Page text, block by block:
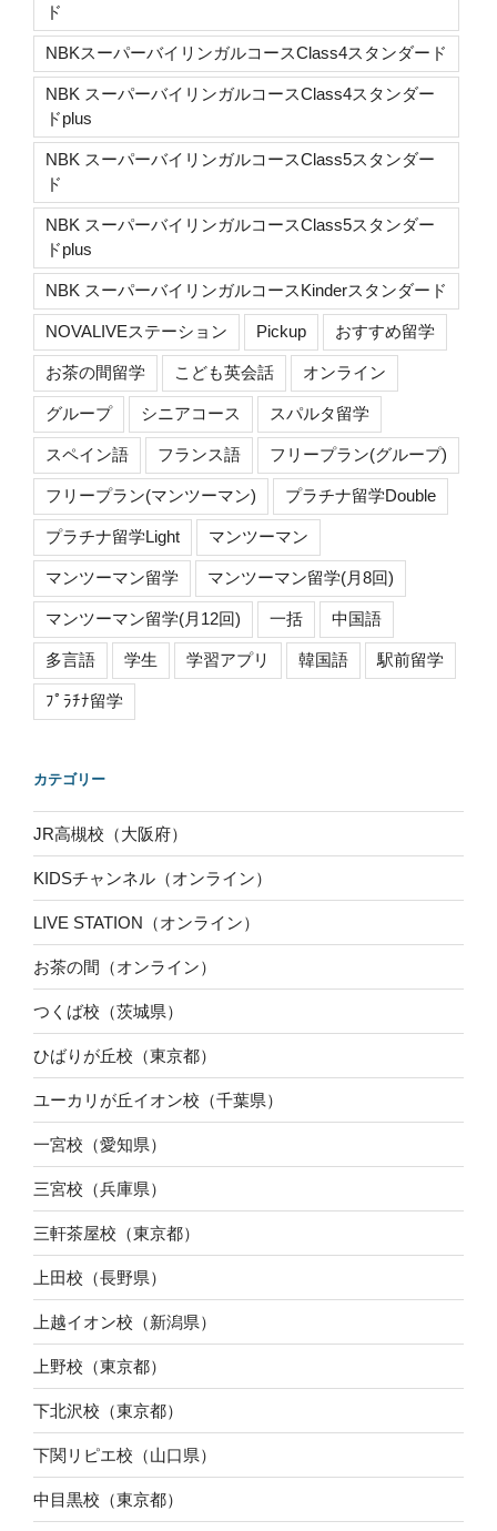
ド
NBKスーパーバイリンガルコースClass4スタンダード
NBK スーパーバイリンガルコースClass4スタンダー
ドplus
NBK スーパーバイリンガルコースClass5スタンダー
ド
NBK スーパーバイリンガルコースClass5スタンダー
ドplus
NBK スーパーバイリンガルコースKinderスタンダード
NOVALIVEステーション Pickup おすすめ留学
お茶の間留学 こども英会話 オンライン
グループ シニアコース スパルタ留学
スペイン語 フランス語 フリープラン(グループ)
フリープラン(マンツーマン) プラチナ留学Double
プラチナ留学Light マンツーマン
マンツーマン留学 マンツーマン留学(月8回)
マンツーマン留学(月12回) 一括 中国語
多言語 学生 学習アプリ 韓国語 駅前留学
ﾌﾟﾗﾁﾅ留学
カテゴリー
JR高槻校（大阪府）
KIDSチャンネル（オンライン）
LIVE STATION（オンライン）
お茶の間（オンライン）
つくば校（茨城県）
ひばりが丘校（東京都）
ユーカリが丘イオン校（千葉県）
一宮校（愛知県）
三宮校（兵庫県）
三軒茶屋校（東京都）
上田校（長野県）
上越イオン校（新潟県）
上野校（東京都）
下北沢校（東京都）
下関リピエ校（山口県）
中目黒校（東京都）